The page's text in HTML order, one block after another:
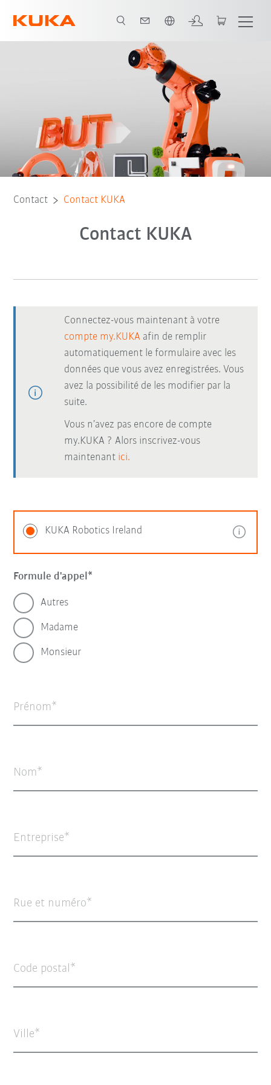
Contact Contact KUKA
Contact KUKA
Connectez-vous maintenant à votre
compte my.KUKA afin de remplir
automatiquement le formulaire avec les
données que vous avez enregistrées. Vous
avez la possibilité de les modifier par la
suite.
Vous n’avez pas encore de compte
my.KUKA ? Alors inscrivez-vous
maintenant ici.
KUKA Robotics Ireland
Formule d'appel
Autres
Madame
Monsieur
Prénom
Nom
Entreprise
Rue et numéro
Code postal
Ville